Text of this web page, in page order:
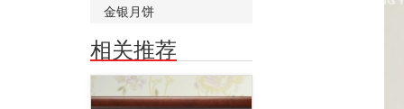
金银月饼
相关推荐